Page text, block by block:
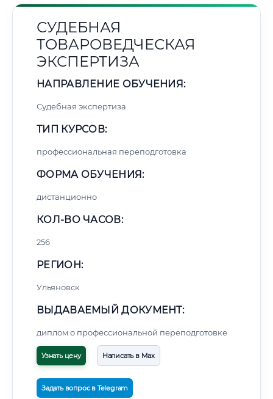
СУДЕБНАЯ
ТОВАРОВЕДЧЕСКАЯ
ЭКСПЕРТИЗА
НАПРАВЛЕНИЕ ОБУЧЕНИЯ:
Судебная экспертиза
ТИП КУРСОВ:
профессиональная переподготовка
ФОРМА ОБУЧЕНИЯ:
дистанционно
КОЛ-ВО ЧАСОВ:
256
РЕГИОН:
Ульяновск
ВЫДАВАЕМЫЙ ДОКУМЕНТ:
диплом о профессиональной переподготовке
Узнать цену Написать в Max
Задать вопрос в Telegram